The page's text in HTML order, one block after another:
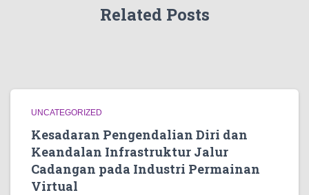
Related Posts
UNCATEGORIZED
Kesadaran Pengendalian Diri dan
Keandalan Infrastruktur Jalur
Cadangan pada Industri Permainan
Virtual